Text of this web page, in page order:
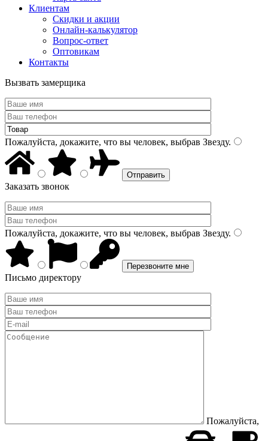
Клиентам
Скидки и акции
Онлайн-калькулятор
Вопрос-ответ
Оптовикам
Контакты
Вызвать замерщика
Пожалуйста, докажите, что вы человек, выбрав Звезду.
Заказать звонок
Пожалуйста, докажите, что вы человек, выбрав Звезду.
Письмо директору
Пожалуйста,